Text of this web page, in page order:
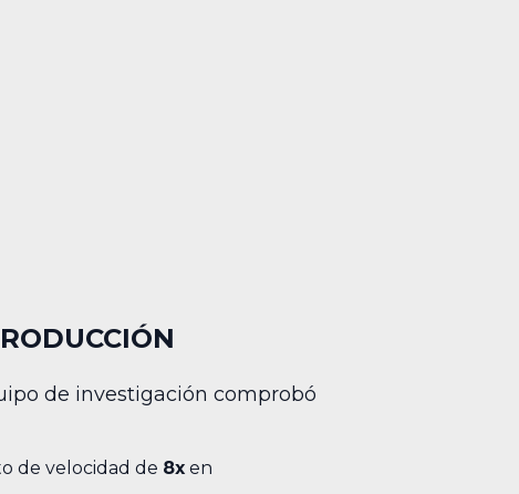
de investigación comprobó
de velocidad de 8x en